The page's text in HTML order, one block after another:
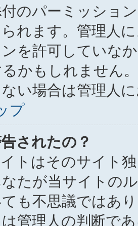
のパーミッショ
れます。管理人
を許可していな
かもしれません
い場合は管理人
プ
されたの？
トはそのサイト
たが当サイトの
も不思議ではあ
管理人の判断で